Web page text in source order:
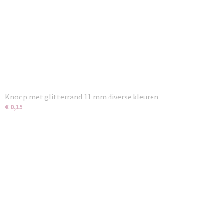
Knoop met glitterrand 11 mm diverse kleuren
€ 0,15